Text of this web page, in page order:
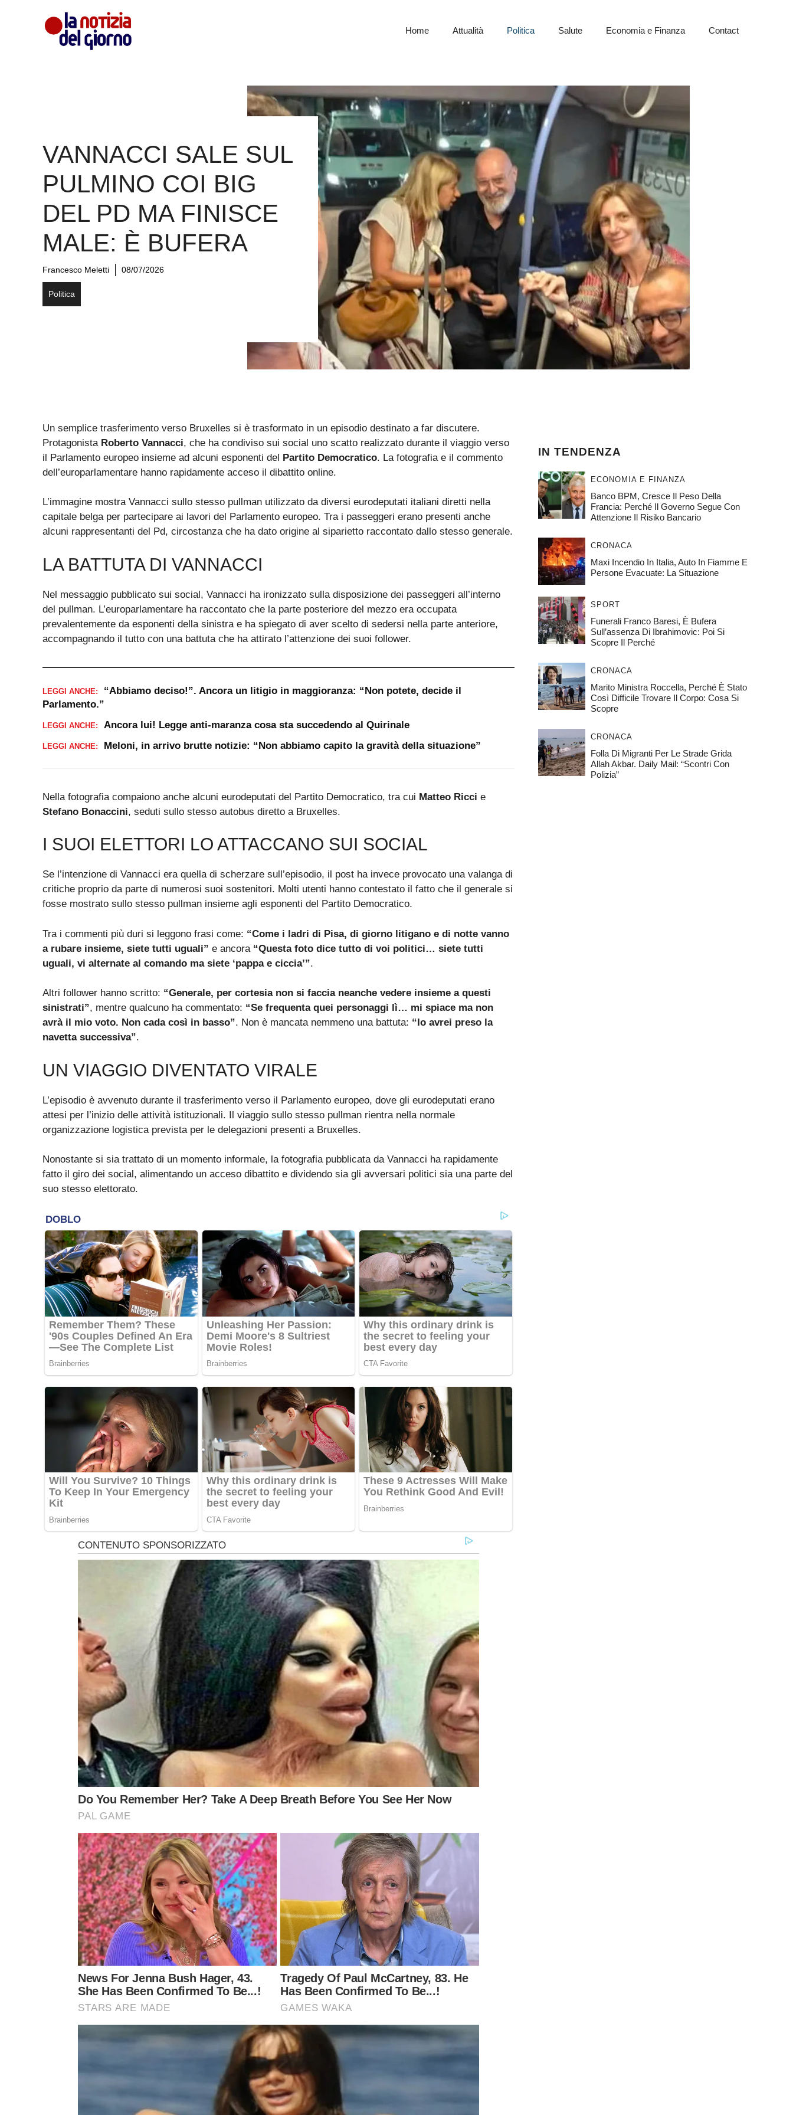
Home Attualità Politica Salute Economia e Finanza Contact
VANNACCI SALE SUL
PULMINO COI BIG
DEL PD MA FINISCE
MALE: È BUFERA
Francesco Meletti 08/07/2026
Politica
Un semplice trasferimento verso Bruxelles si è trasformato in un episodio destinato a far discutere.
Protagonista Roberto Vannacci, che ha condiviso sui social uno scatto realizzato durante il viaggio verso
il Parlamento europeo insieme ad alcuni esponenti del Partito Democratico. La fotografia e il commento
dell’europarlamentare hanno rapidamente acceso il dibattito online.
L’immagine mostra Vannacci sullo stesso pullman utilizzato da diversi eurodeputati italiani diretti nella
capitale belga per partecipare ai lavori del Parlamento europeo. Tra i passeggeri erano presenti anche
alcuni rappresentanti del Pd, circostanza che ha dato origine al siparietto raccontato dallo stesso generale.
LA BATTUTA DI VANNACCI
Nel messaggio pubblicato sui social, Vannacci ha ironizzato sulla disposizione dei passeggeri all’interno
del pullman. L’europarlamentare ha raccontato che la parte posteriore del mezzo era occupata
prevalentemente da esponenti della sinistra e ha spiegato di aver scelto di sedersi nella parte anteriore,
accompagnando il tutto con una battuta che ha attirato l’attenzione dei suoi follower.
LEGGI ANCHE:
“Abbiamo deciso!”. Ancora un litigio in maggioranza: “Non potete, decide il
Parlamento.”
LEGGI ANCHE: Ancora lui! Legge anti-maranza cosa sta succedendo al Quirinale
LEGGI ANCHE: Meloni, in arrivo brutte notizie: “Non abbiamo capito la gravità della situazione”
Nella fotografia compaiono anche alcuni eurodeputati del Partito Democratico, tra cui Matteo Ricci e
Stefano Bonaccini, seduti sullo stesso autobus diretto a Bruxelles.
I SUOI ELETTORI LO ATTACCANO SUI SOCIAL
Se l’intenzione di Vannacci era quella di scherzare sull’episodio, il post ha invece provocato una valanga di
critiche proprio da parte di numerosi suoi sostenitori. Molti utenti hanno contestato il fatto che il generale si
fosse mostrato sullo stesso pullman insieme agli esponenti del Partito Democratico.
Tra i commenti più duri si leggono frasi come: “Come i ladri di Pisa, di giorno litigano e di notte vanno
a rubare insieme, siete tutti uguali” e ancora “Questa foto dice tutto di voi politici… siete tutti
uguali, vi alternate al comando ma siete ‘pappa e ciccia’”.
Altri follower hanno scritto: “Generale, per cortesia non si faccia neanche vedere insieme a questi
sinistrati”, mentre qualcuno ha commentato: “Se frequenta quei personaggi lì… mi spiace ma non
avrà il mio voto. Non cada così in basso”. Non è mancata nemmeno una battuta: “Io avrei preso la
navetta successiva”.
UN VIAGGIO DIVENTATO VIRALE
L’episodio è avvenuto durante il trasferimento verso il Parlamento europeo, dove gli eurodeputati erano
attesi per l’inizio delle attività istituzionali. Il viaggio sullo stesso pullman rientra nella normale
organizzazione logistica prevista per le delegazioni presenti a Bruxelles.
Nonostante si sia trattato di un momento informale, la fotografia pubblicata da Vannacci ha rapidamente
fatto il giro dei social, alimentando un acceso dibattito e dividendo sia gli avversari politici sia una parte del
suo stesso elettorato.
IN TENDENZA
ECONOMIA E FINANZA
Banco BPM, Cresce Il Peso Della
Francia: Perché Il Governo Segue Con
Attenzione Il Risiko Bancario
CRONACA
Maxi Incendio In Italia, Auto In Fiamme E
Persone Evacuate: La Situazione
SPORT
Funerali Franco Baresi, È Bufera
Sull’assenza Di Ibrahimovic: Poi Si
Scopre Il Perché
CRONACA
Marito Ministra Roccella, Perché È Stato
Così Difficile Trovare Il Corpo: Cosa Si
Scopre
CRONACA
Folla Di Migranti Per Le Strade Grida
Allah Akbar. Daily Mail: “Scontri Con
Polizia”